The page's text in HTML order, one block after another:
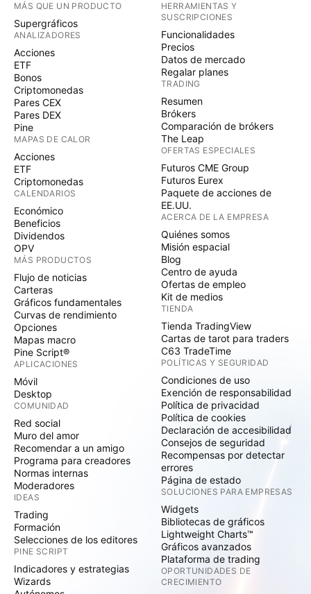
MÁS QUE UN PRODUCTO
Supergráficos
ANALIZADORES
Acciones
ETF
Bonos
Criptomonedas
Pares CEX
Pares DEX
Pine
MAPAS DE CALOR
Acciones
ETF
Criptomonedas
CALENDARIOS
Económico
Beneficios
Dividendos
OPV
MÁS PRODUCTOS
Flujo de noticias
Carteras
Gráficos fundamentales
Curvas de rendimiento
Opciones
Mapas macro
Pine Script®
APLICACIONES
Móvil
Desktop
COMUNIDAD
Red social
Muro del amor
Recomendar a un amigo
Programa para creadores
Normas internas
Moderadores
IDEAS
Trading
Formación
Selecciones de los editores
PINE SCRIPT
Indicadores y estrategias
Wizards
HERRAMIENTAS Y
SUSCRIPCIONES
Funcionalidades
Precios
Datos de mercado
Regalar planes
TRADING
Resumen
Brókers
Comparación de brókers
The Leap
OFERTAS ESPECIALES
Futuros CME Group
Futuros Eurex
Paquete de acciones de
EE.UU.
ACERCA DE LA EMPRESA
Quiénes somos
Misión espacial
Blog
Centro de ayuda
Ofertas de empleo
Kit de medios
TIENDA
Tienda TradingView
Cartas de tarot para traders
C63 TradeTime
POLÍTICAS Y SEGURIDAD
Condiciones de uso
Exención de responsabilidad
Política de privacidad
Política de cookies
Declaración de accesibilidad
Consejos de seguridad
Recompensas por detectar
errores
Página de estado
SOLUCIONES PARA EMPRESAS
Widgets
Bibliotecas de gráficos
Lightweight Charts™
Gráficos avanzados
Plataforma de trading
OPORTUNIDADES DE
CRECIMIENTO